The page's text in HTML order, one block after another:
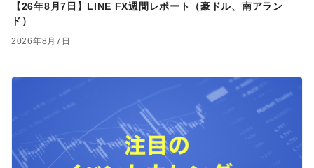
【26年8月7日】LINE FX週間レポート（豪ドル、南アラン
ド）
2026年8月7日